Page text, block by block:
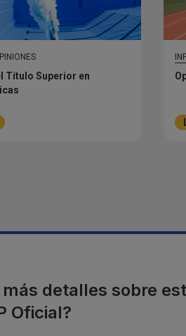
Título Superior en
detalles sobre
Oficial?